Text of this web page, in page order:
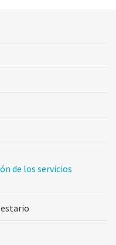
de los servicios